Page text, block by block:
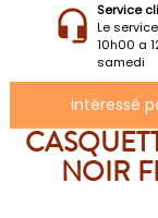
Service
Le
10h00 a
samedi
intéressé
NOIR